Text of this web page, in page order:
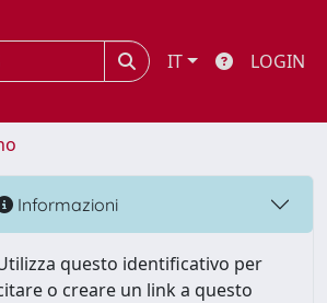
IT LOGIN
Informazioni
questo identificativo per
o creare un link a questo